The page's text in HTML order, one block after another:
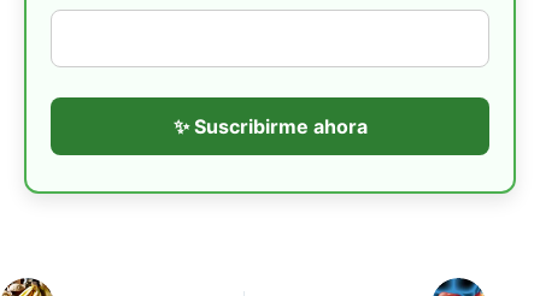
✨ Suscribirme ahora